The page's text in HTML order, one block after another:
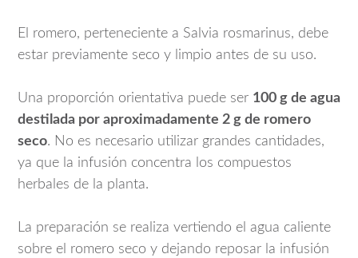
El romero, perteneciente a Salvia rosmarinus, debe
estar previamente seco y limpio antes de su uso.
Una proporción orientativa puede ser 100 g de agua
destilada por aproximadamente 2 g de romero
seco. No es necesario utilizar grandes cantidades,
ya que la infusión concentra los compuestos
herbales de la planta.
La preparación se realiza vertiendo el agua caliente
sobre el romero seco y dejando reposar la infusión